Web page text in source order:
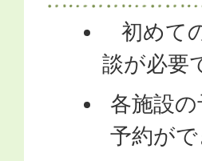
初めて
談が必要
各施設
予約が